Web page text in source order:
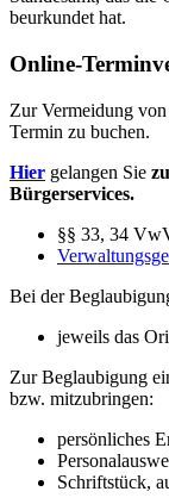
beurkundet hat.
Online-
Zur Vermeidung
Termin zu buchen.
Hier gelangen Sie
Bürgerservices.
§§ 33, 34
Bei der
jeweils das
Zur Beglaubigung
bzw. mitzubringen:
persönliches
Schriftstück,